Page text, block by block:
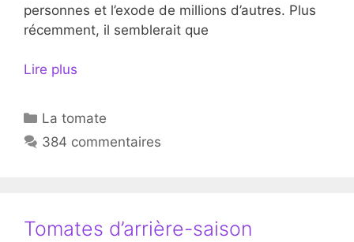
personnes et l’exode de millions d’autres. Plus
récemment, il semblerait que
Lire plus
Catégories
La tomate
384 commentaires
Tomates d’arrière-saison